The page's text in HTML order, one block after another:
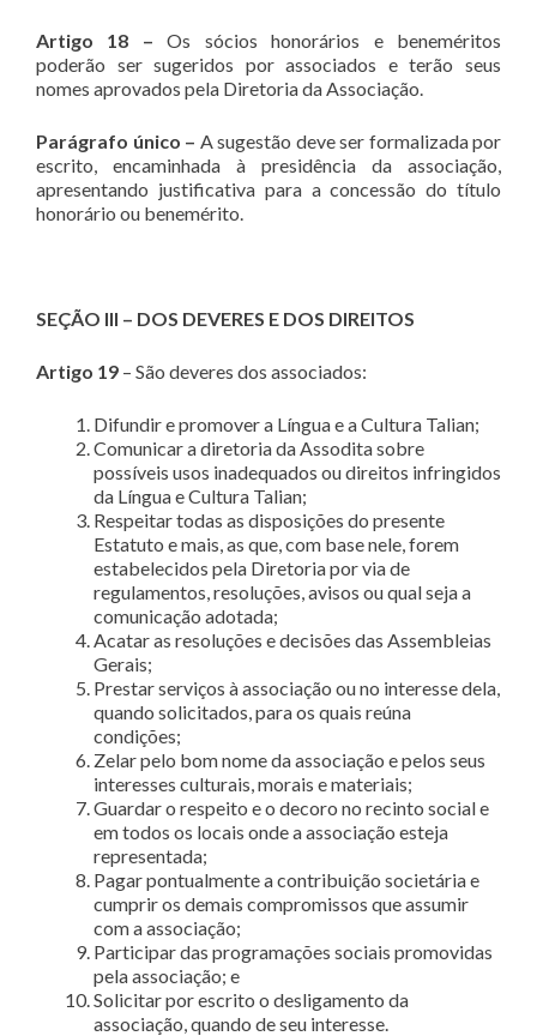
Artigo 18 –Os sócios honorários e beneméritos
poderão ser sugeridos por associados e terão seus
nomes aprovados pela Diretoria da Associação.
Parágrafo único – A sugestão deve ser formalizada por
escrito, encaminhada à presidência da associação,
apresentando justificativa para a concessão do título
honorário ou benemérito.
SEÇÃO III – DOS DEVERES E DOS DIREITOS
Artigo 19 – São deveres dos associados:
Difundir e promover a Língua e a Cultura Talian;
Comunicar a diretoria da Assodita sobre
possíveis usos inadequados ou direitos infringidos
da Língua e Cultura Talian;
Respeitar todas as disposições do presente
Estatuto e mais, as que, com base nele, forem
estabelecidos pela Diretoria por via de
regulamentos, resoluções, avisos ou qual seja a
comunicação adotada;
Acatar as resoluções e decisões das Assembleias
Gerais;
Prestar serviços à associação ou no interesse dela,
quando solicitados, para os quais reúna
condições;
Zelar pelo bom nome da associação e pelos seus
interesses culturais, morais e materiais;
Guardar o respeito e o decoro no recinto social e
em todos os locais onde a associação esteja
representada;
Pagar pontualmente a contribuição societária e
cumprir os demais compromissos que assumir
com a associação;
Participar das programações sociais promovidas
pela associação; e
Solicitar por escrito o desligamento da
associação, quando de seu interesse.